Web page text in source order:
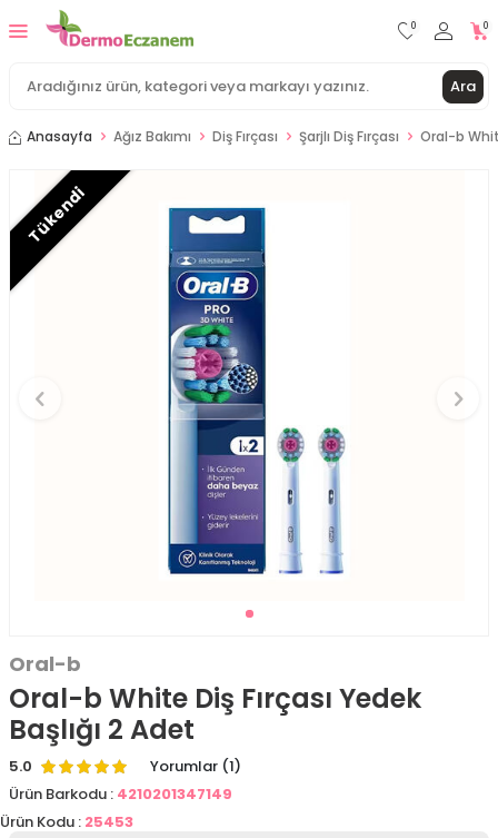
Ara
0 0
Anasayfa Ağız Bakımı Diş Fırçası Şarjlı Diş Fırçası Oral-b
Tükendi
Oral-b
Oral-b White Diş Fırçası Yedek
Başlığı 2 Adet
5.0
Yorumlar (1)
Ürün Barkodu : 4210201347149
Ürün Kodu : 25453